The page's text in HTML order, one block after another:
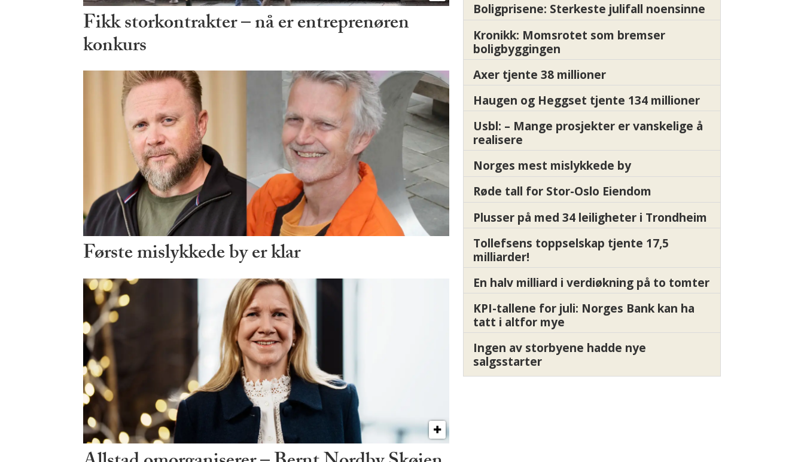
Fikk storkontrakter – nå er entreprenøren
konkurs
Første mislykkede by er klar
Boligprisene: Sterkeste julifall noensinne
Kronikk: Momsrotet som bremser
boligbyggingen
Axer tjente 38 millioner
Haugen og Heggset tjente 134 millioner
Usbl: – Mange prosjekter er vanskelige å
realisere
Norges mest mislykkede by
Røde tall for Stor-Oslo Eiendom
Plusser på med 34 leiligheter i Trondheim
Tollefsens toppselskap tjente 17,5
milliarder!
En halv milliard i verdiøkning på to tomter
KPI-tallene for juli: Norges Bank kan ha
tatt i altfor mye
Ingen av storbyene hadde nye
salgsstarter